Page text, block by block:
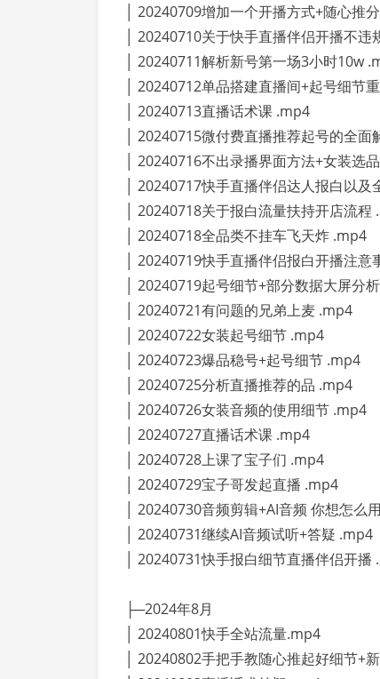
│ 20240709增加一个开播方式+随心推
│ 20240710关于快手直播伴侣开播不违
│ 20240711解析新号第一场3小时10w
│ 20240712单品搭建直播间+起号细节
│ 20240713直播话术课 .mp4
│ 20240715微付费直播推荐起号的全面
│ 20240716不出录播界面方法+女装选
│ 20240717快手直播伴侣达人报白以
│ 20240718关于报白流量扶持开店流程
│ 20240718全品类不挂车飞天炸 .mp4
│ 20240719快手直播伴侣报白开播注意
│ 20240719起号细节+部分数据大屏分
│ 20240721有问题的兄弟上麦 .mp4
│ 20240722女装起号细节 .mp4
│ 20240723爆品稳号+起号细节 .mp4
│ 20240725分析直播推荐的品 .mp4
│ 20240726女装音频的使用细节 .mp4
│ 20240727直播话术课 .mp4
│ 20240728上课了宝子们 .mp4
│ 20240729宝子哥发起直播 .mp4
│ 20240730音频剪辑+AI音频 你想怎么
│ 20240731继续AI音频试听+答疑 .mp4
│ 20240731快手报白细节直播伴侣开播
├─2024年8月
│ 20240801快手全站流量.mp4
│ 20240802手把手教随心推起好细节+